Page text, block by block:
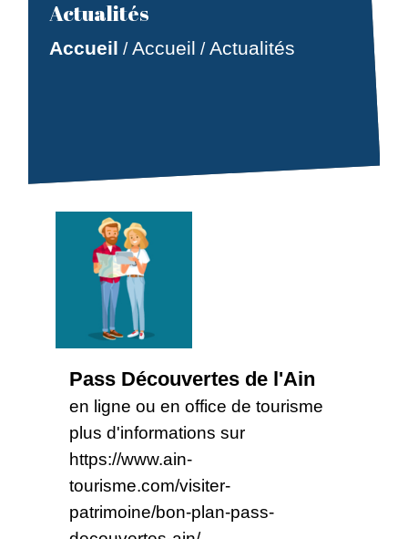
Actualités
Accueil / Accueil / Actualités
Pass Découvertes de l'Ain
en ligne ou en office de tourisme
plus d'informations sur
https://www.ain-
tourisme.com/visiter-
patrimoine/bon-plan-pass-